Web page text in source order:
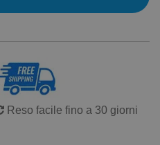
Reso facile fino a 30 giorni